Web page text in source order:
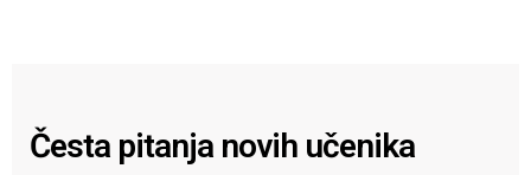
Česta pitanja novih učenika